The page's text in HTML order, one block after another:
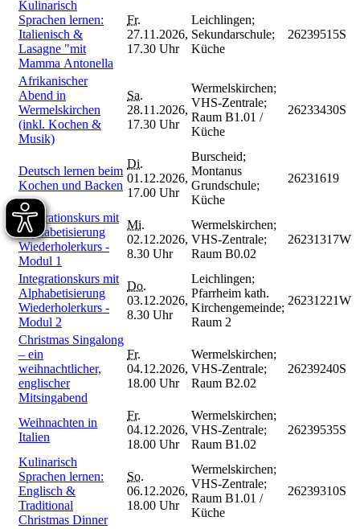
Kulinarisch
Sprachen lernen:
Italienisch &
Lasagne "mit
Mamma Antonella
Fr.
27.11.2026,
17.30 Uhr
Leichlingen;
Sekundarschule;
Küche
26239515S
Afrikanischer
Abend in
Wermelskirchen
(inkl. Kochen &
Musik)
Sa.
28.11.2026,
17.30 Uhr
Wermelskirchen;
VHS-Zentrale;
Raum B1.01 /
Küche
26233430S
Deutsch lernen beim
Kochen und Backen
Di.
01.12.2026,
17.00 Uhr
Burscheid;
Montanus
Grundschule;
Küche
26231619
Integrationskurs mit
Alphabetisierung
Wiederholerkurs -
Modul 1
Mi.
02.12.2026,
8.30 Uhr
Wermelskirchen;
VHS-Zentrale;
Raum B0.02
26231317W
Integrationskurs mit
Alphabetisierung
Wiederholerkurs -
Modul 2
Do.
03.12.2026,
8.30 Uhr
Leichlingen;
Pfarrheim kath.
Kirchengemeinde;
Raum 2
26231221W
Christmas Singalong
– ein
weihnachtlicher,
englischer
Mitsingabend
Fr.
04.12.2026,
18.00 Uhr
Wermelskirchen;
VHS-Zentrale;
Raum B2.02
26239240S
Weihnachten in
Italien
Fr.
04.12.2026,
18.00 Uhr
Wermelskirchen;
VHS-Zentrale;
Raum B1.02
26239535S
Kulinarisch
Sprachen lernen:
Englisch &
Traditional
Christmas Dinner
So.
06.12.2026,
18.00 Uhr
Wermelskirchen;
VHS-Zentrale;
Raum B1.01 /
Küche
26239310S